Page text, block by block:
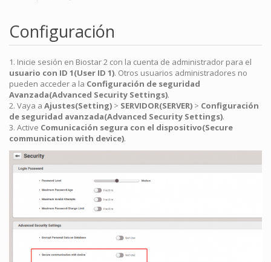
Configuración
1. Inicie sesión en Biostar 2 con la cuenta de administrador para el
usuario con ID 1(User ID 1). Otros usuarios administradores no
pueden acceder a la Configuración de seguridad
Avanzada(Advanced Security Settings).
2. Vaya a Ajustes(Setting) > SERVIDOR(SERVER) > Configuración
de seguridad avanzada(Advanced Security Settings).
3. Active Comunicación segura con el dispositivo(Secure
communication with device).